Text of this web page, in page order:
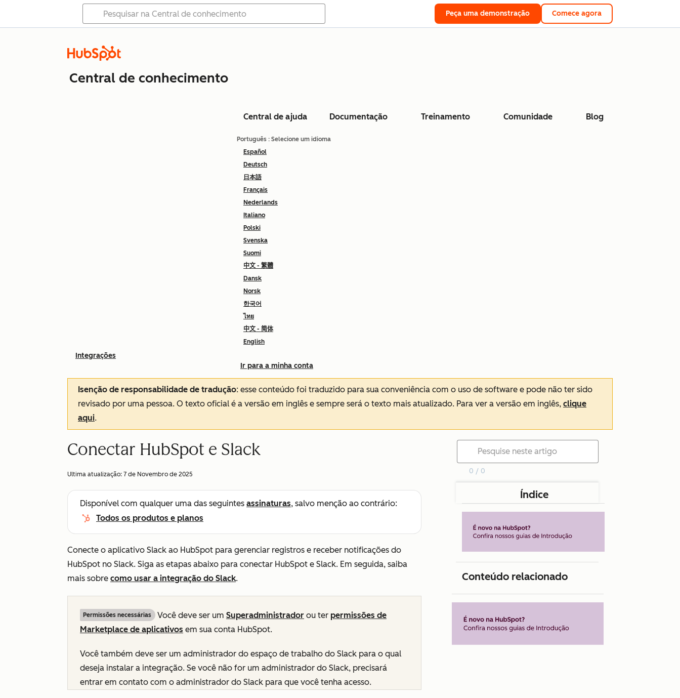
Peça uma demonstração Comece agora
Central de conhecimento
Central de ajuda Documentação Treinamento Comunidade Blog
Português : Selecione um idioma
Español
Deutsch
日本語
Français
Nederlands
Italiano
Polski
Svenska
Suomi
中文 - 繁體
Dansk
Norsk
한국어
ไทย
中文 - 简体
English
Ir para a minha conta
Integrações
Isenção de responsabilidade de tradução: esse conteúdo foi traduzido para sua conveniência com o uso de software e pode não ter sido
revisado por uma pessoa. O texto oficial é a versão em inglês e sempre será o texto mais atualizado. Para ver a versão em inglês, clique
aqui.
Conectar HubSpot e Slack
Ultima atualização: 7 de Novembro de 2025
Disponível com qualquer uma das seguintes assinaturas, salvo menção ao contrário:
Todos os produtos e planos
Conecte o aplicativo Slack ao HubSpot para gerenciar registros e receber notificações do
HubSpot no Slack. Siga as etapas abaixo para conectar HubSpot e Slack. Em seguida, saiba
mais sobre como usar a integração do Slack.
Permissões necessárias Você deve ser um Superadministrador ou ter permissões de
Marketplace de aplicativos em sua conta HubSpot.
Você também deve ser um administrador do espaço de trabalho do Slack para o qual
deseja instalar a integração. Se você não for um administrador do Slack, precisará
entrar em contato com o administrador do Slack para que você tenha acesso.
0 / 0
Índice
Conteúdo relacionado